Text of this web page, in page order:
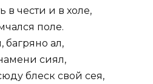
чести и в холе,
поле.
ал,
сиял,
блеск свой сея,